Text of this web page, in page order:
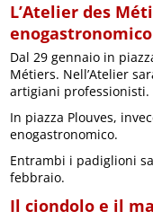
L’Atelier des
enogastronomico
Dal 29 gennaio in
Métiers. Nell’Atelier
artigiani professionisti.
In piazza Plouves,
enogastronomico.
Entrambi i padiglioni
febbraio.
Il ciondolo e il